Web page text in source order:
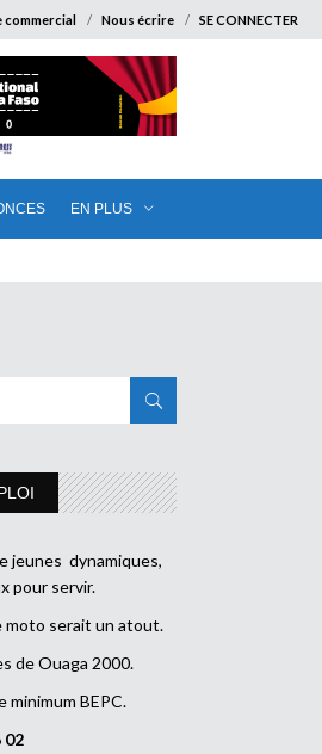
commercial Nous écrire SE CONNECTER
EN PLUS
jeunes dynamiques,
pour servir.
moto serait un atout.
de Ouaga 2000.
minimum BEPC.
02